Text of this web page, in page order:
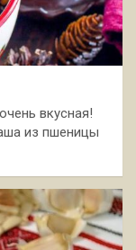
вкусная!
из пшеницы